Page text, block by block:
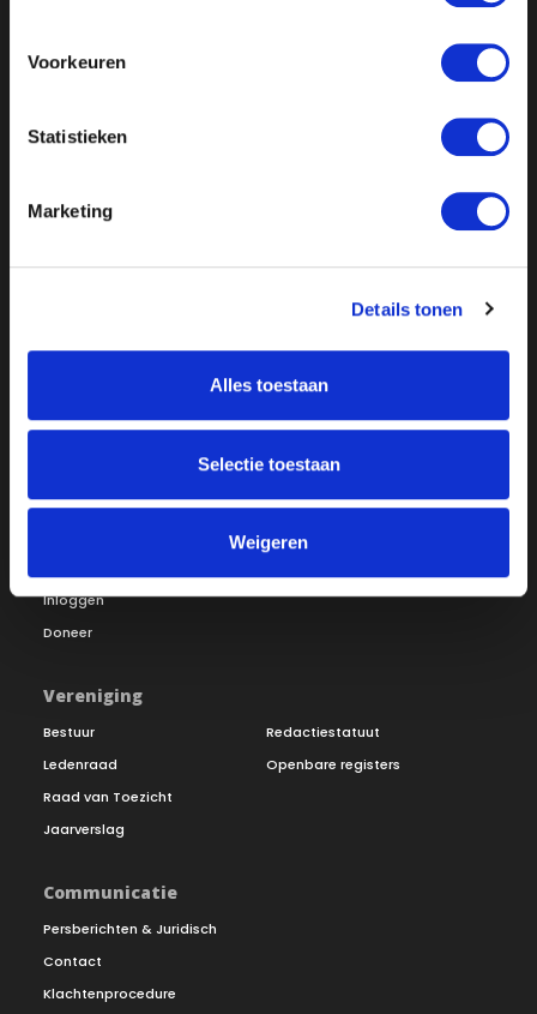
Voorkeuren
Statistieken
Marketing
Details tonen
Alles toestaan
Selectie toestaan
Weigeren
Over ON!
Inloggen
Doneer
Steunbetuigingen
Vereniging
Bestuur
Ledenraad
Raad van Toezicht
Jaarverslag
Redactiestatuut
Openbare registers
Communicatie
Persberichten & Juridisch
Contact
Klachtenprocedure